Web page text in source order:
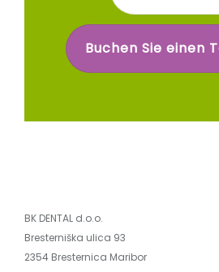
Buchen Sie einen
BK DENTAL d.o.o.
Bresterniška ulica 93
2354 Bresternica Maribor